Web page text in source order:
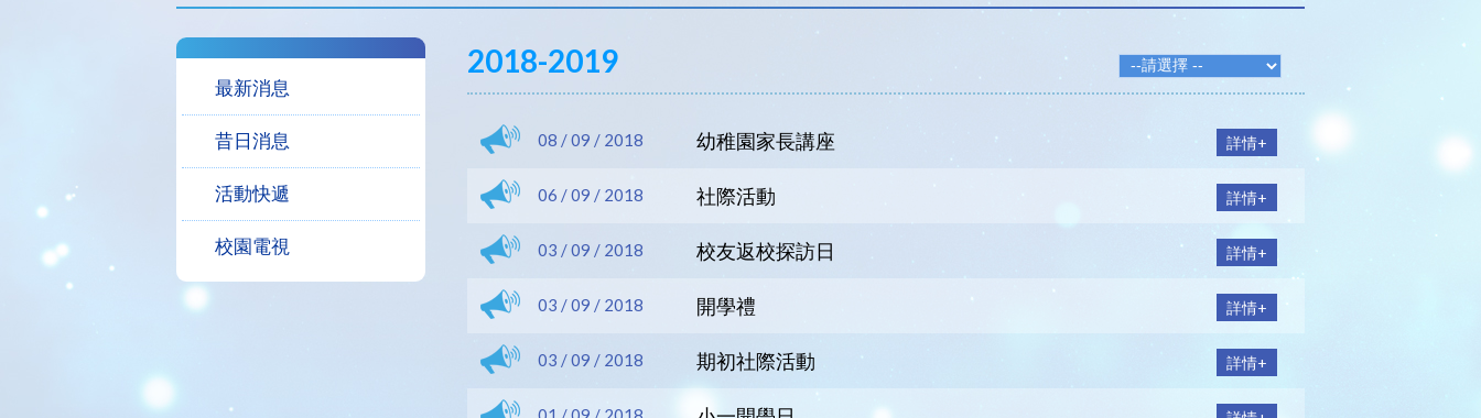
最新消息
昔日消息
活動快遞
校園電視
2018-2019
08 / 09 / 2018 幼稚園家長講座 詳情+
06 / 09 / 2018 社際活動 詳情+
03 / 09 / 2018 校友返校探訪日 詳情+
03 / 09 / 2018 開學禮 詳情+
03 / 09 / 2018 期初社際活動 詳情+